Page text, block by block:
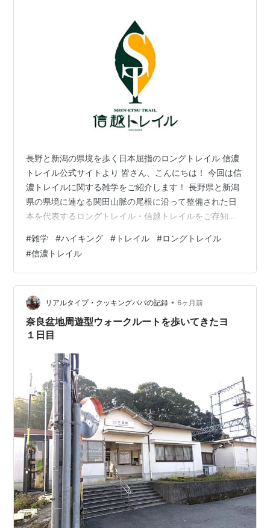
長野と新潟の県境を歩く日本屈指のロングトレイル 信濃
トレイル公式サイトより 皆さん、こんにちは！ 今回は信
濃トレイルに関する雑学をご紹介します！ 長野県と新潟
県の県境に連なる関田山脈の尾根に沿って整備された日
本を代表するロングトレイル・信越トレイルをご存知で
この道はただ山を登るのではなく、「森を歩き、地域と
繋がる」という新しい旅のスタイルを提案してくれま
す。 今回は、全長110kmに及ぶこの壮大なトレイルの歴
史や魅力、初心者でも安心して楽しむための歩き方や準
備について詳しく解説します。 🥾 信越トレイルとは？
信越トレイルは、長野県飯山市の斑…
#雑学 #ハイキング # トレイル #ロングトレイル
#信濃トレイル
リアルタイプ・クッキングパパの記録 • 6ヶ月前
奈良盆地周遊型ウォークルートを歩いてきたヨ
１日目